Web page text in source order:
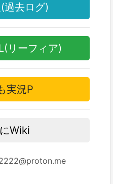
過去ログ)
リーフィア)
実況P
Wiki